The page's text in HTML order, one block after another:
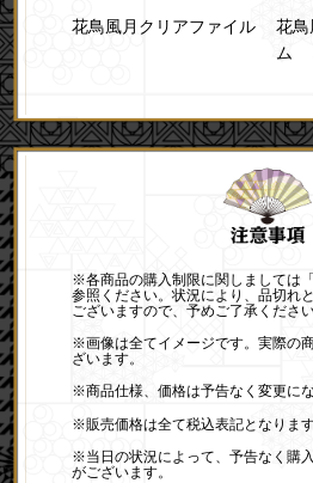
花鳥風月クリアファイル
花鳥
ム
※各商品の購入制限に関しましては
参照ください。状況により、品切れ
ございますので、予めご了承ください
※画像は全てイメージです。実際の
ざいます。
※商品仕様、価格は予告なく変更に
※販売価格は全て税込表記となります
※当日の状況によって、予告なく購
がございます。